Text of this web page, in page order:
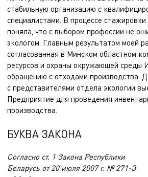
стабильную организацию с
специалистами. В процессе
поняла, что с выбором профессии не
экологом. Главным результатом моей
согласованная в Минском областном
ресурсов и охраны окружающей среды
обращению с отходами производства .
с представителями отдела экологии
Предприятие для проведения
производства.
БУКВА ЗАКОНА
Согласно ст. 1 Закона Республики
Беларусь от 20 июля 2007 г. № 271-З